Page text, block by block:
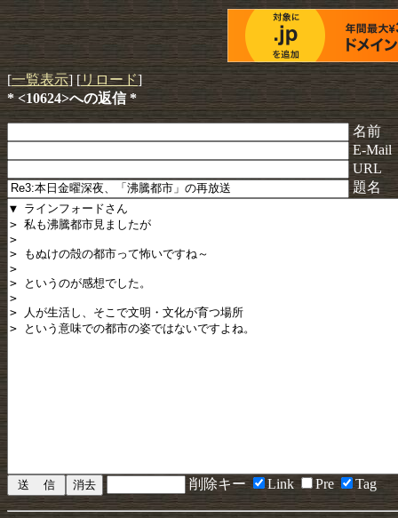
[一覧表示] [リロード]
* <10624>への返信 *
名前
E-Mail
URL
題名
削除キー Link Pre Tag